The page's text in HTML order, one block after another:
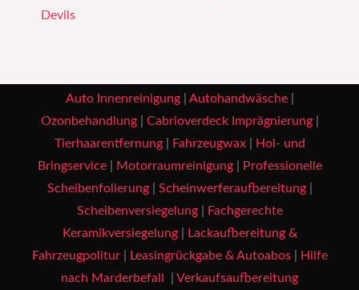
Devils
Auto Innenreinigung| Autohandwäsche|
Ozonbehandlung| Cabrioverdeck Imprägnierung|
Tierhaarentfernung| Fahrzeugwax|
Hol- und
Bringservice| Motorraumreinigung|
Professionelle
Scheibenfolierung| Scheinwerferaufbereitung|
Scheibenversiegelung|
Fachgerechte
Keramikversiegelung|
Lackaufbereitung &
Fahrzeugpolitur| Leasingrückgabe & Autoabos|
Hilfe
nach Marderbefall
Verkaufsaufbereitung